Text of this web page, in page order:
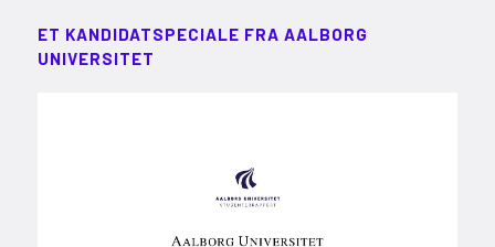
ET KANDIDATSPECIALE FRA AALBORG
UNIVERSITET